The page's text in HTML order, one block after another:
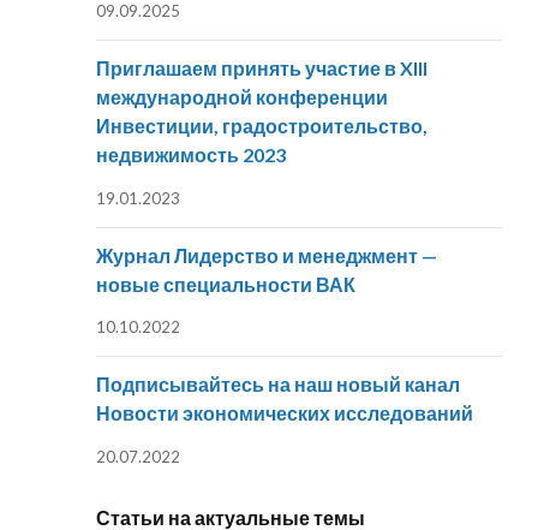
09.09.2025
Приглашаем принять участие в XIII
международной конференции
Инвестиции, градостроительство,
недвижимость 2023
19.01.2023
Журнал Лидерство и менеджмент —
новые специальности ВАК
10.10.2022
Подписывайтесь на наш новый канал
Новости экономических исследований
20.07.2022
Статьи на актуальные темы